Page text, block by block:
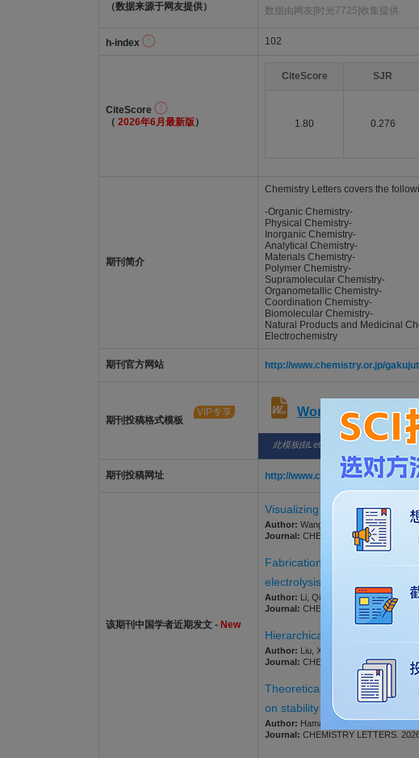
（数据来源于网友提供）
数据由网友[时光7725]收集提供
h-index 102
CiteScore
（ 2026年6月最新版 ）
CiteScore SJR
1.80 0.276
期刊简介
Chemistry Letters covers the
-Organic Chemistry-
Physical Chemistry-
Inorganic Chemistry-
Analytical Chemistry-
Materials Chemistry-
Polymer Chemistry-
Supramolecular Chemistry-
Organometallic Chemistry-
Coordination Chemistry-
Biomolecular Chemistry-
Natural Products and Medicinal
Electrochemistry
期刊官方网站 http://www.chemistry.or.jp/
期刊投稿格式模板
VIP专享 Word版格式模板
此模板由LetPub整理，仅供参考。开
期刊投稿网址 http://www.chemistry.or.jp/
该期刊中国学者近期发文 - New
Visualizing astrocytic uptake
Author: Wang, Mingkun; Zhang, Li;
Journal: CHEMISTRY LETTERS.
Fabrication of NiFe LDH
electrolysis
Author: Li, Qin; Lv, Chao; Liu, Siyi;
Journal: CHEMISTRY LETTERS.
Hierarchically mesoporous
Author: Liu, Ximeng; Xia, Fan; Feng,
Journal: CHEMISTRY LETTERS.
Theoretical study on
on stability of the active species
Author: Hamada, Yasutaka;
Journal: CHEMISTRY LETTERS.